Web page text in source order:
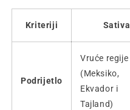
Kriteriji Sativa
Podrijetlo
Vruće regije
(Meksiko,
Ekvador i
Tajland)